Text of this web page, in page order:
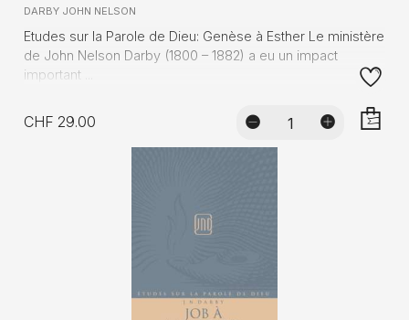
DARBY JOHN NELSON
Etudes sur la Parole de Dieu: Genèse à Esther Le ministère
de John Nelson Darby (1800 – 1882) a eu un impact
important ...
CHF 29.00